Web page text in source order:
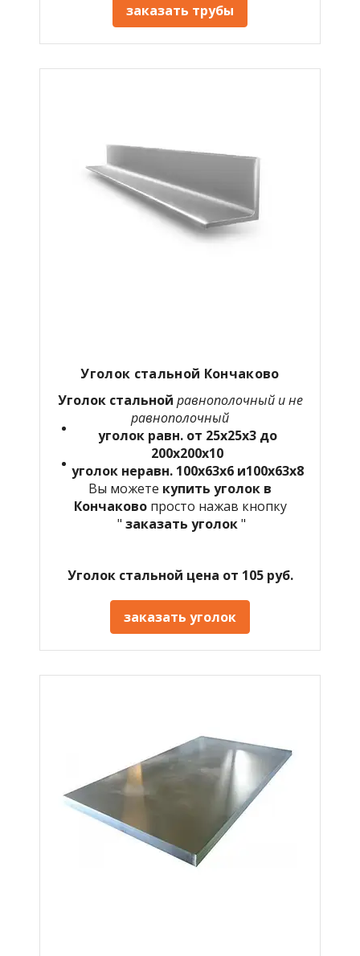
заказать трубы
Уголок стальной Кончаково
Уголок стальной равнополочный и не
равнополочный
уголок равн. от 25х25х3 до
200х200х10
уголок неравн. 100х63х6 и100х63х8
Вы можете купить уголок в
Кончаково просто нажав кнопку
" заказать уголок"
Уголок стальной цена от 105 руб.
заказать уголок